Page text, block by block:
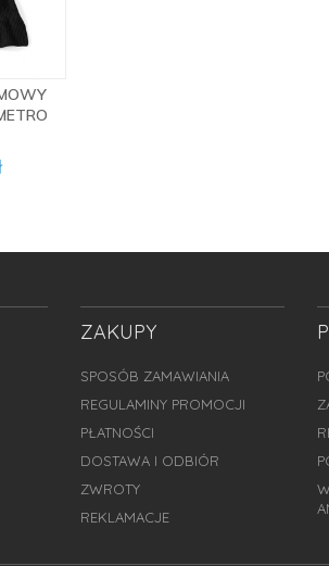
ZAKUPY
SPOSÓB ZAMAWIANIA
REGULAMINY PROMOCJI
PŁATNOŚCI
DOSTAWA I ODBIÓR
ZWROTY
REKLAMACJE